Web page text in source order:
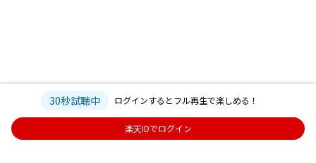
30秒試聴中 ログインするとフル再生で楽しめる！
楽天IDでログイン